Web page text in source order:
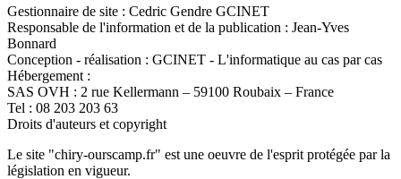
Gestionnaire de site : Cedric Gendre GCINET
Responsable de l'information et de la publication : Jean-Yves
Bonnard
Conception - réalisation : GCINET - L'informatique au cas par cas
Hébergement :
SAS OVH : 2 rue Kellermann – 59100 Roubaix – France
Tel : 08 203 203 63
Droits d'auteurs et copyright
Le site "chiry-ourscamp.fr" est une oeuvre de l'esprit protégée par la
législation en vigueur.